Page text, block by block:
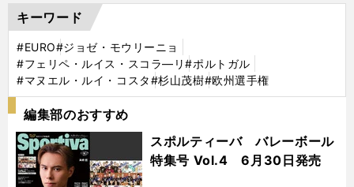
キーワード
#EURO#ジョゼ・モウリーニョ
#フェリペ・ルイス・スコラ―リ#ポルトガル
#マヌエル・ルイ・コスタ#杉山茂樹#欧州選手権
編集部のおすすめ
スポルティーバ バレーボール
特集号 Vol.4 6月30日発売